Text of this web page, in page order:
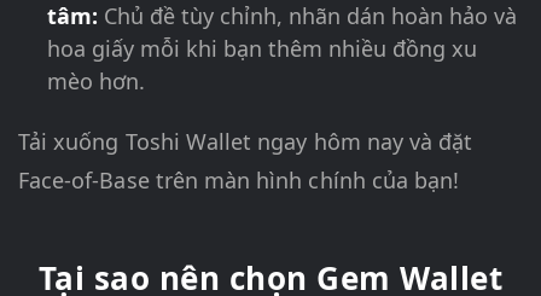
tâm: Chủ đề tùy chỉnh, nhãn dán hoàn hảo và
hoa giấy mỗi khi bạn thêm nhiều đồng xu
mèo hơn.
Tải xuống Toshi Wallet ngay hôm nay và đặt
Face-of-Base trên màn hình chính của bạn!
Tại sao nên chọn Gem Wallet